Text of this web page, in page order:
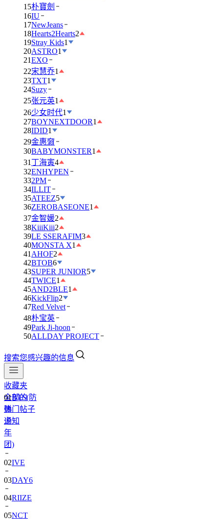
15朴寶劍
16IU
17NewJeans
18Hearts2Hearts2
19Stray Kids1
20ASTRO1
21EXO
22宋慧乔1
23TXT1
24Suzy
25张元英1
26少女时代1
27BOYNEXTDOOR1
28IDID1
29金惠奫
30BABYMONSTER1
31 丁海寅4
32ENHYPEN
332PM
34ILLIT
35ATEEZ5
36ZEROBASEONE1
37金智媛2
38KiiiKiii2
39LE SSERAFIM3
40MONSTA X1
41 AHOF2
42BTOB6
43SUPER JUNIOR5
44TWICE1
45AND2BLE1
46KickFlip2
47Red Velvet
48朴宝英
49Park Ji-hoon
50ALLDAY PROJECT
搜索您感兴趣的信息
收藏夹
全部的
热门帖子
通知
01BTS(防
弹
少
年
团)
02IVE
03DAY6
04RIIZE
05NCT